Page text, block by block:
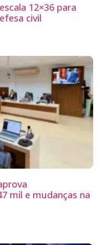
12×36 para
civil
mil e mudanças na